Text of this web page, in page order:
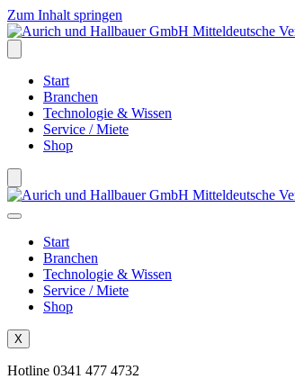
Zum Inhalt springen
Start
Branchen
Technologie & Wissen
Service / Miete
Shop
Start
Branchen
Technologie & Wissen
Service / Miete
Shop
X
Hotline 0341 477 4732